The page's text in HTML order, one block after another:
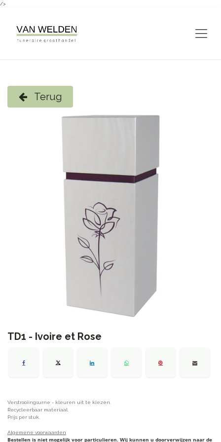
/>
Terug
TD1 - Ivoire et Rose
Verstrooiingsurne - kleuren uit te kiezen.
Recycleerbaar materiaal.
Prijs per stuk.
Algemene voorwaarden
Bestellen is niet mogelijk voor particulieren. Wij kunnen u doorverwijzen naar de